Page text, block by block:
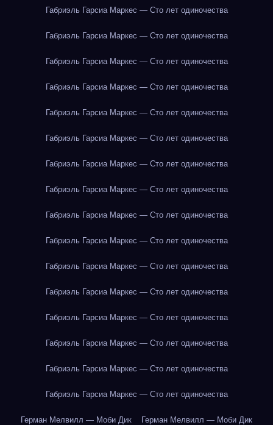
Габриэль Гарсиа Маркес — Сто лет одиночества
Габриэль Гарсиа Маркес — Сто лет одиночества
Габриэль Гарсиа Маркес — Сто лет одиночества
Габриэль Гарсиа Маркес — Сто лет одиночества
Габриэль Гарсиа Маркес — Сто лет одиночества
Габриэль Гарсиа Маркес — Сто лет одиночества
Габриэль Гарсиа Маркес — Сто лет одиночества
Габриэль Гарсиа Маркес — Сто лет одиночества
Габриэль Гарсиа Маркес — Сто лет одиночества
Габриэль Гарсиа Маркес — Сто лет одиночества
Габриэль Гарсиа Маркес — Сто лет одиночества
Габриэль Гарсиа Маркес — Сто лет одиночества
Габриэль Гарсиа Маркес — Сто лет одиночества
Габриэль Гарсиа Маркес — Сто лет одиночества
Габриэль Гарсиа Маркес — Сто лет одиночества
Габриэль Гарсиа Маркес — Сто лет одиночества
Герман Мелвилл — Моби Дик Герман Мелвилл — Моби Дик